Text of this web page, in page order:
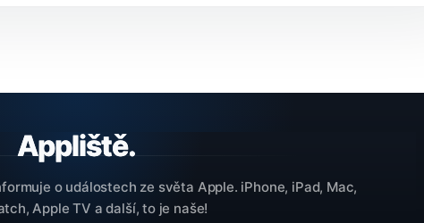
o událostech ze světa Apple. iPhone, iPad, Mac,
Apple TV a další, to je naše!